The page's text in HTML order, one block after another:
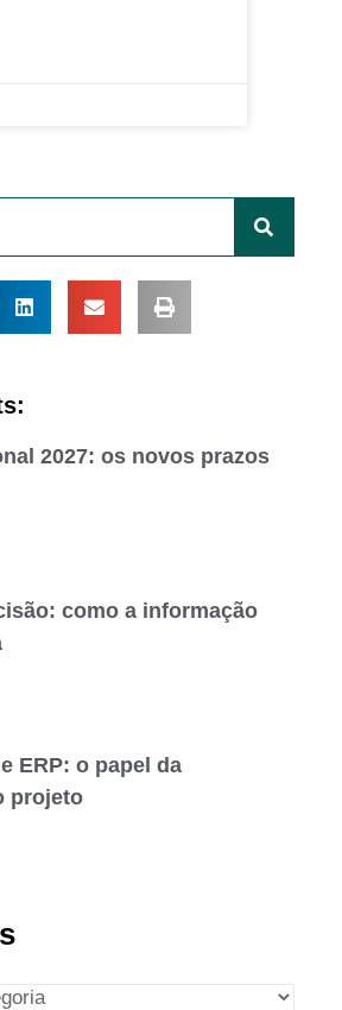
2027: os novos prazos
como a informação
ERP: o papel da
projeto